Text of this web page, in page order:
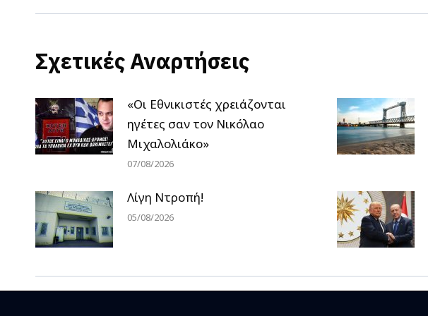
Σχετικές Αναρτήσεις
«Οι Εθνικιστές χρειάζονται
ηγέτες σαν τον Νικόλαο
Μιχαλολιάκο»
07/08/2026
Λίγη Ντροπή!
05/08/2026